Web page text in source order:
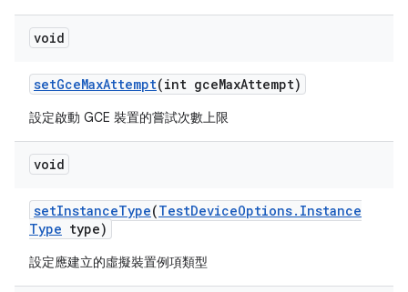
void
setGceMaxAttempt(int gceMaxAttempt)
設定啟動 GCE 裝置的嘗試次數上限
void
setInstanceType(TestDeviceOptions. Instance
Type type)
設定應建立的虛擬裝置例項類型